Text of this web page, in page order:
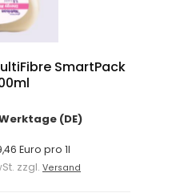
SmartPack
(DE)
Euro pro 1l
zzgl. Versand